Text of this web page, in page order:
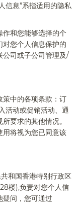
信息”系指适用的隐私
和您能够选择的个
对您个人信息保护的
司或子公司管理及/
策中的各项条款：订
活动或促销活动、通
要求的其他情况。
用将视为您已同意该
和国香港特别行政区
28楼),负责对您个人信
疑问，您可通过